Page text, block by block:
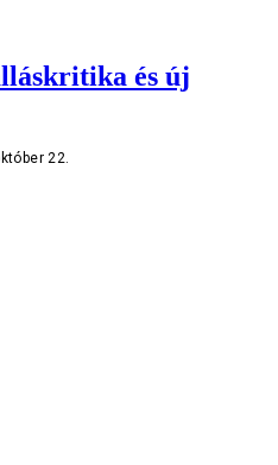
és új
22.